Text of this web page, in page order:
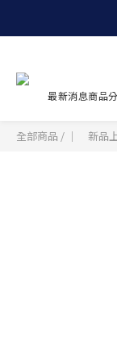
最新消息商品
全部商品 / ｜ 新品